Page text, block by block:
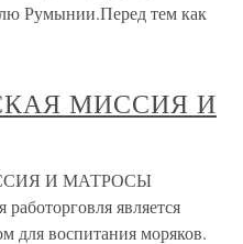
Румынии.Перед тем как
МИССИЯ И
И МАТРОСЫ
является
для воспитания моряков.